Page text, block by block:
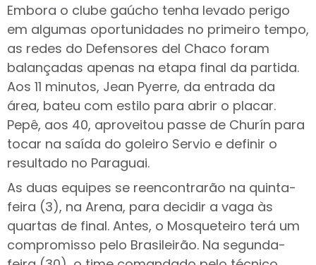
Embora o clube gaúcho tenha levado perigo
em algumas oportunidades no primeiro tempo,
as redes do Defensores del Chaco foram
balançadas apenas na etapa final da partida.
Aos 11 minutos, Jean Pyerre, da entrada da
área, bateu com estilo para abrir o placar.
Pepê, aos 40, aproveitou passe de Churín para
tocar na saída do goleiro Servio e definir o
resultado no Paraguai.
As duas equipes se reencontrarão na quinta-
feira (3), na Arena, para decidir a vaga às
quartas de final. Antes, o Mosqueteiro terá um
compromisso pelo Brasileirão. Na segunda-